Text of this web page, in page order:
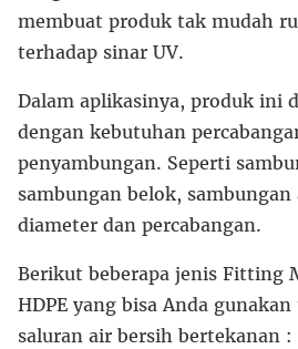
membuat produk tak mudah
terhadap sinar UV.
Dalam aplikasinya, produk ini
dengan kebutuhan
penyambungan. Seperti
sambungan belok,
diameter dan percabangan.
Berikut beberapa jenis Fitting
HDPE yang bisa Anda
saluran air bersih bertekanan :